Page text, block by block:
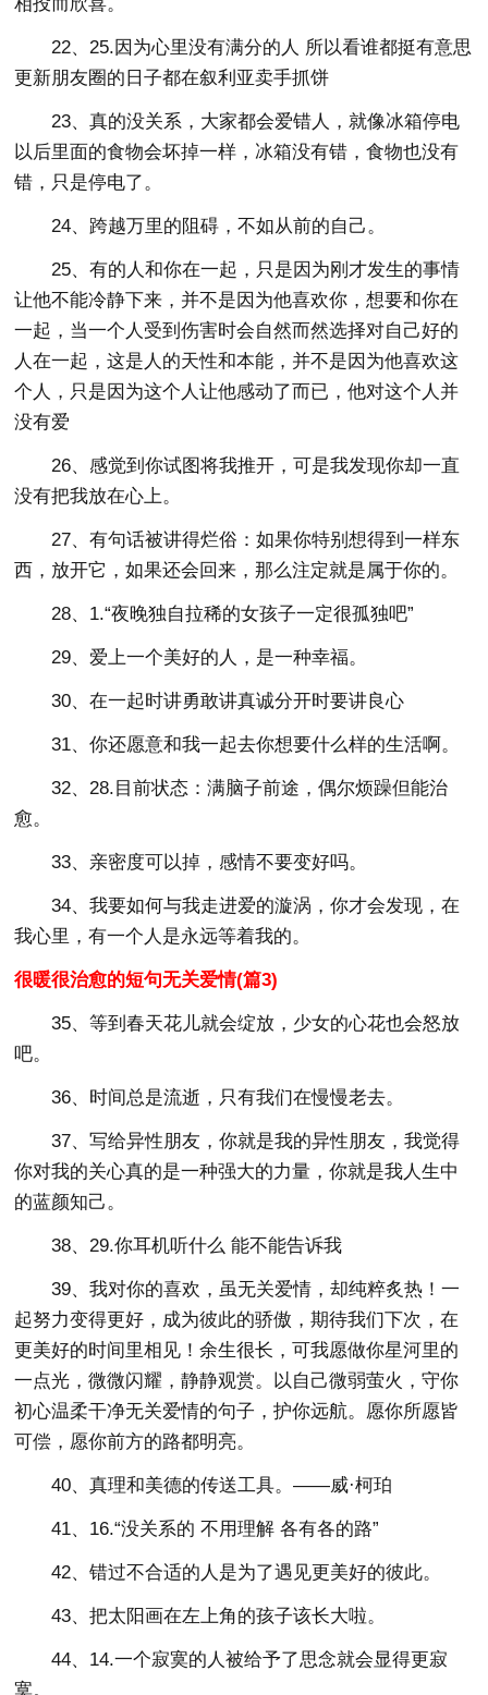
22、25.因为心里没有满分的人 所以看谁都挺有意思
更新朋友圈的日子都在叙利亚卖手抓饼
23、真的没关系，大家都会爱错人，就像冰箱停电
以后里面的食物会坏掉一样，冰箱没有错，食物也没有
错，只是停电了。
24、跨越万里的阻碍，不如从前的自己。
25、有的人和你在一起，只是因为刚才发生的事情
让他不能冷静下来，并不是因为他喜欢你，想要和你在
一起，当一个人受到伤害时会自然而然选择对自己好的
人在一起，这是人的天性和本能，并不是因为他喜欢这
个人，只是因为这个人让他感动了而已，他对这个人并
没有爱
26、感觉到你试图将我推开，可是我发现你却一直
没有把我放在心上。
27、有句话被讲得烂俗：如果你特别想得到一样东
西，放开它，如果还会回来，那么注定就是属于你的。
28、1.“夜晚独自拉稀的女孩子一定很孤独吧”
29、爱上一个美好的人，是一种幸福。
30、在一起时讲勇敢讲真诚分开时要讲良心
31、你还愿意和我一起去你想要什么样的生活啊。
32、28.目前状态：满脑子前途，偶尔烦躁但能治
愈。
33、亲密度可以掉，感情不要变好吗。
34、我要如何与我走进爱的漩涡，你才会发现，在
我心里，有一个人是永远等着我的。
很暖很治愈的短句无关爱情(篇3)
35、等到春天花儿就会绽放，少女的心花也会怒放
吧。
36、时间总是流逝，只有我们在慢慢老去。
37、写给异性朋友，你就是我的异性朋友，我觉得
你对我的关心真的是一种强大的力量，你就是我人生中
的蓝颜知己。
38、29.你耳机听什么 能不能告诉我
39、我对你的喜欢，虽无关爱情，却纯粹炙热！一
起努力变得更好，成为彼此的骄傲，期待我们下次，在
更美好的时间里相见！余生很长，可我愿做你星河里的
一点光，微微闪耀，静静观赏。以自己微弱萤火，守你
初心温柔干净无关爱情的句子，护你远航。愿你所愿皆
可偿，愿你前方的路都明亮。
40、真理和美德的传送工具。——威·柯珀
41、16.“没关系的 不用理解 各有各的路”
42、错过不合适的人是为了遇见更美好的彼此。
43、把太阳画在左上角的孩子该长大啦。
44、14.一个寂寞的人被给予了思念就会显得更寂
寞。